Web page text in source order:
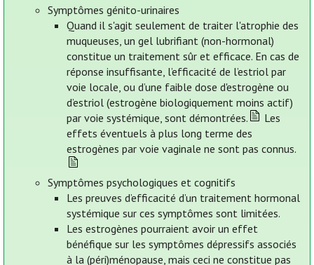
Symptômes génito-urinaires
Quand il s'agit seulement de traiter l'atrophie des
muqueuses, un gel lubrifiant (non-hormonal)
constitue un traitement sûr et efficace. En cas de
réponse insuffisante, l’efficacité de l’estriol par
voie locale, ou d’une faible dose d'estrogène ou
d’estriol (estrogène biologiquement moins actif)
par voie systémique, sont démontrées.
Les
effets éventuels à plus long terme des
estrogènes par voie vaginale ne sont pas connus.
Symptômes psychologiques et cognitifs
Les preuves d’efficacité d’un traitement hormonal
systémique sur ces symptômes sont limitées.
Les estrogènes pourraient avoir un effet
bénéfique sur les symptômes dépressifs associés
à la (péri)ménopause, mais ceci ne constitue pas